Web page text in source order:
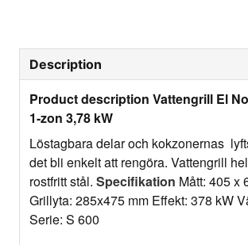
Description
Product description Vattengrill El
1-zon 3,78 kW
Löstagbara delar och kokzonernas
det bli enkelt att rengöra. Vattengrill
rostfritt stål. Specifikation Mått: 405 x
Grillyta: 285x475 mm Effekt: 378 kW
Serie: S 600